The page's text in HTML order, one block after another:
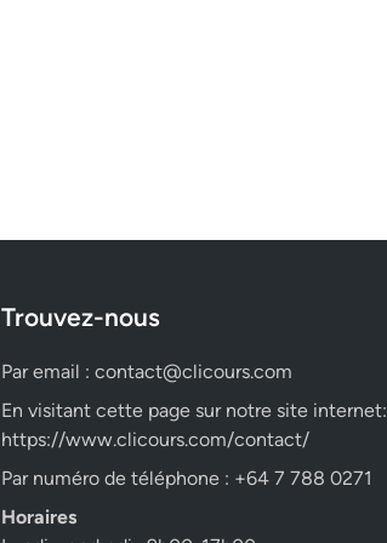
Trouvez-nous
Par email : contact@clicours.com
En visitant cette page sur notre site internet:
https://www.clicours.com/contact/
Par numéro de téléphone : +64 7 788 0271
Horaires